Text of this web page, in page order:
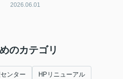
2026.06.01
のカテゴリ
ンター HPリニューアル